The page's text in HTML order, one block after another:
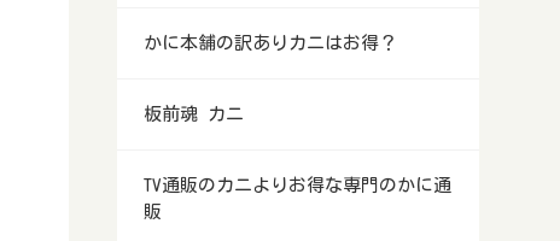
かに本舗の訳ありカニはお得？
板前魂 カニ
TV通販のカニよりお得な専門のかに通
販